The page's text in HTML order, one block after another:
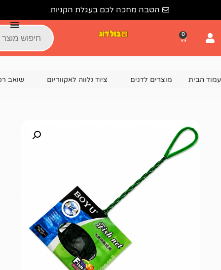
הטבה מחכה לכם בעגלת הקניות
לדגים ציוד נלווה לאקווריום שואב רפש / עזרים לניקוי